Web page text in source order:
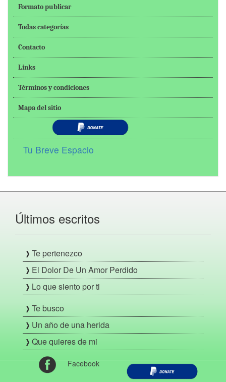
Formato publicar
Todas categorías
Contacto
Links
Términos y condiciones
Mapa del sitio
Tu Breve Espacio
Últimos escritos
Te pertenezco
El Dolor De Un Amor Perdido
Lo que siento por ti
Te busco
Un año de una herida
Que quieres de mi
Facebook